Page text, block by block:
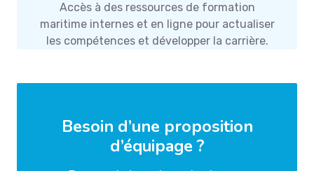
Accès à des ressources de formation
maritime internes et en ligne pour actualiser
les compétences et développer la carrière.
Besoin d’une proposition
d’équipage ?